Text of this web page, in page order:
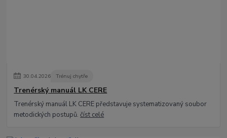
30.04.2026 Trénuj chytře
Trenérský manuál LK CERE
Trenérský manuál LK CERE představuje systematizovaný soubor
metodických postupů.číst celé